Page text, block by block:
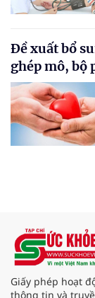
Đề xuất bổ
ghép mô, bộ
Giấy phép hoạt
thông tin và